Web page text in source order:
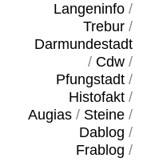
Langeninfo/
Trebur/
Darmundestadt
/ Cdw/
Pfungstadt/
Histofakt/
Augias/ Steine/
Dablog /
Frablog /